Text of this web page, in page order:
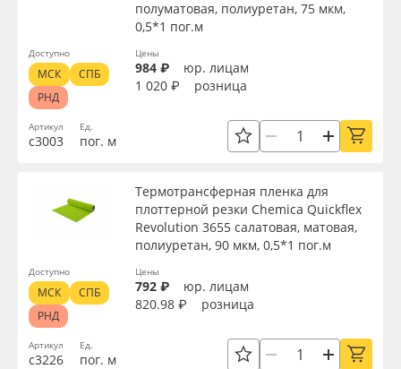
Артикул
с3003
полуматовая, полиуретан, 75 мкм,
0,5*1 пог.м
Ед.
пог. м
Цены
984 ₽
юр. лицам
1 020 ₽
розница
Доступно
МСК
СПБ
РНД
Артикул
с3226
Термотрансферная пленка для
плоттерной резки Chemica Quickflex
Revolution 3655 салатовая, матовая,
полиуретан, 90 мкм, 0,5*1 пог.м
Ед.
пог. м
Цены
792 ₽
юр. лицам
820.98 ₽
розница
Доступно
МСК
СПБ
РНД